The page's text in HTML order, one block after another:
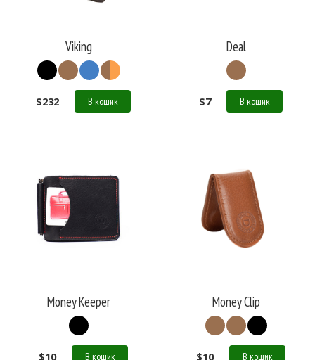
Viking
$232 В кошик
Deal
$7 В кошик
Money Keeper
$10 В кошик
Money Clip
$10 В кошик